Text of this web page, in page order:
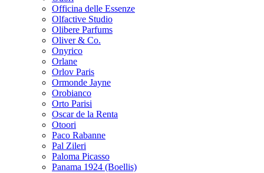
Officina delle Essenze
Olfactive Studio
Olibere Parfums
Oliver & Co.
Onyrico
Orlane
Orlov Paris
Ormonde Jayne
Orobianco
Orto Parisi
Oscar de la Renta
Otoori
Paco Rabanne
Pal Zileri
Paloma Picasso
Panama 1924 (Boellis)